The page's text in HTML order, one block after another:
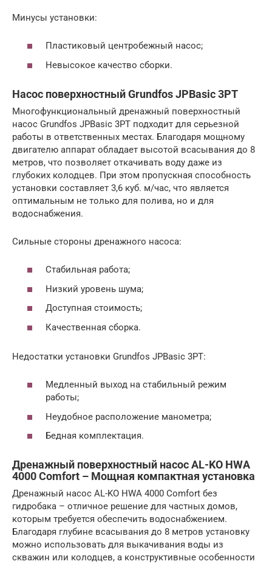
Минусы установки:
Пластиковый центробежный насос;
Невысокое качество сборки.
Насос поверхностный Grundfos JPBasic 3PT
Многофункциональный дренажный поверхностный
насос Grundfos JPBasic 3PT подходит для серьезной
работы в ответственных местах. Благодаря мощному
двигателю аппарат обладает высотой всасывания до 8
метров, что позволяет откачивать воду даже из
глубоких колодцев. При этом пропускная способность
установки составляет 3,6 куб. м/час, что является
оптимальным не только для полива, но и для
водоснабжения.
Сильные стороны дренажного насоса:
Стабильная работа;
Низкий уровень шума;
Доступная стоимость;
Качественная сборка.
Недостатки установки Grundfos JPBasic 3PT:
Медленный выход на стабильный режим
работы;
Неудобное расположение манометра;
Бедная комплектация.
Дренажный поверхностный насос AL-KO HWA
4000 Comfort – Мощная компактная установка
Дренажный насос AL-KO HWA 4000 Comfort без
гидробака – отличное решение для частных домов,
которым требуется обеспечить водоснабжением.
Благодаря глубине всасывания до 8 метров установку
можно использовать для выкачивания воды из
скважин или колодцев, а конструктивные особенности